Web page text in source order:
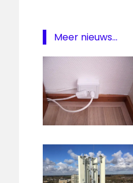
Meer nieuws...